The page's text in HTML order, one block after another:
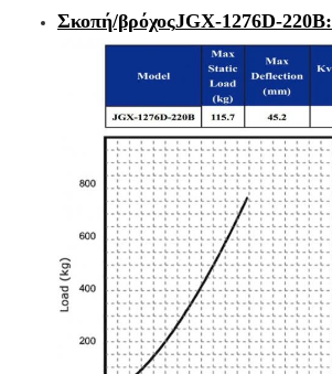
Σκοπή/βρόχοςJGX-1276D-220B: